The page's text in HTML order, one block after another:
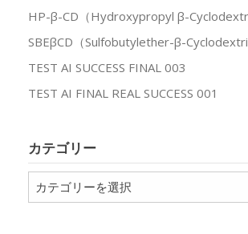
HP-β-CD（Hydroxypropyl β-
SBEβCD（Sulfobutylether-β-
TEST AI SUCCESS FINAL 003
TEST AI FINAL REAL SUCCESS 001
カテゴリー
テ